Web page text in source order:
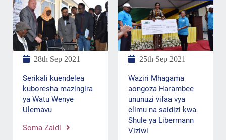
28th Sep 2021
Serikali kuendelea
kuboresha mazingira
ya Watu Wenye
Ulemavu
Soma Zaidi
25th Sep 2021
Waziri Mhagama
aongoza Harambee
ununuzi vifaa vya
elimu na saidizi kwa
Shule ya Libermann
Viziwi